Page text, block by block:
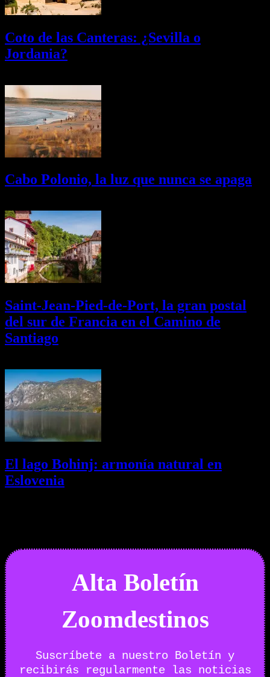
Coto de las Canteras: ¿Sevilla o
Jordania?
Cabo Polonio, la luz que nunca se apaga
Saint-Jean-Pied-de-Port, la gran postal
del sur de Francia en el Camino de
Santiago
El lago Bohinj: armonía natural en
Eslovenia
Alta Boletín
Zoomdestinos
Suscríbete a nuestro Boletín y
recibirás regularmente las noticias